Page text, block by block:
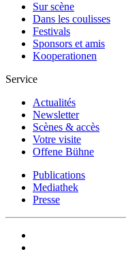
Sur scène
Dans les coulisses
Festivals
Sponsors et amis
Kooperationen
Service
Actualités
Newsletter
Scènes & accès
Votre visite
Offene Bühne
Publications
Mediathek
Presse